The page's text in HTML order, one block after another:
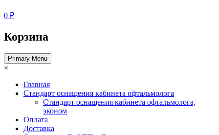
0 ₽
Корзина
Primary Menu
×
Главная
Стандарт оснащения кабинета офтальмолога
Стандарт оснащения кабинета офтальмолога,
эконом
Оплата
Доставка